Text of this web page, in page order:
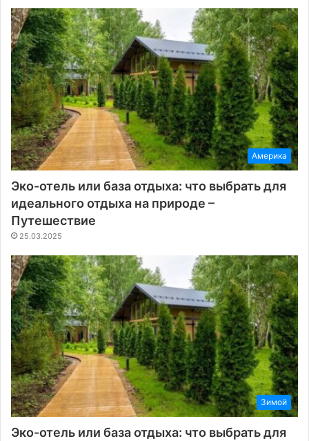
Америка
Эко-отель или база отдыха: что выбрать для
идеального отдыха на природе –
Путешествие
25.03.2025
Зимой
Эко-отель или база отдыха: что выбрать для